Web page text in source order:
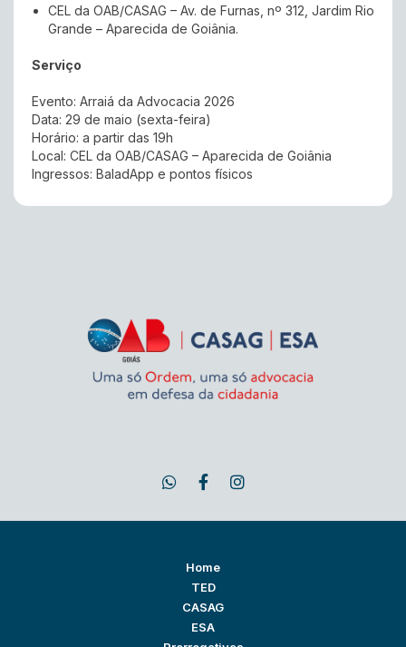
CEL da OAB/CASAG – Av. de Furnas, nº 312, Jardim Rio
Grande – Aparecida de Goiânia.
Serviço
Evento: Arraiá da Advocacia 2026
Data: 29 de maio (sexta-feira)
Horário: a partir das 19h
Local: CEL da OAB/CASAG – Aparecida de Goiânia
Ingressos: BaladApp e pontos físicos
Home
TED
CASAG
ESA